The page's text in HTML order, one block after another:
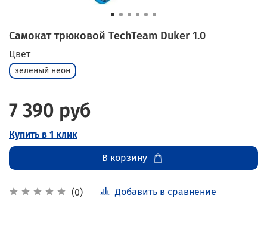
Самокат трюковой TechTeam Duker 1.0
(0) Добавить в сравнение
Цвет
зеленый неон
7 390 руб
Купить в 1 клик
В корзину